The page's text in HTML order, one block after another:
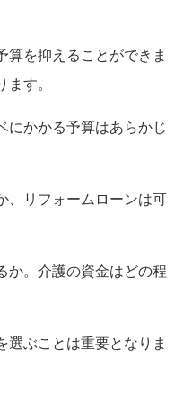
算を抑えることができま
す。
にかかる予算はあらかじ
、リフォームローンは可
か。介護の資金はどの程
選ぶことは重要となりま